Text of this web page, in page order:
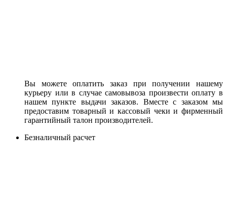
Вы можете оплатить заказ при получении нашему
курьеру или в случае самовывоза произвести оплату в
нашем пункте выдачи заказов. Вместе с заказом мы
предоставим товарный и кассовый чеки и фирменный
гарантийный талон производителей.
Безналичный расчет